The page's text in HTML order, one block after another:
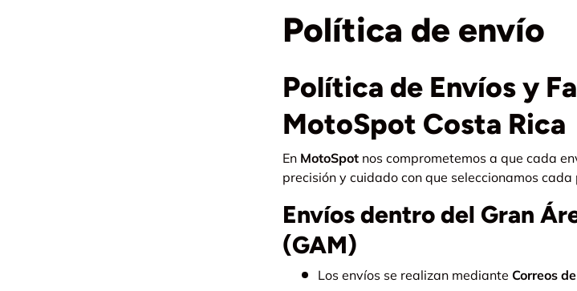
Política de envío
Política de Envíos y
MotoSpot Costa Rica
En MotoSpot nos comprometemos a que cada
precisión y cuidado con que seleccionamos cada
Envíos dentro del Gran
(GAM)
Los envíos se realizan mediante Correos